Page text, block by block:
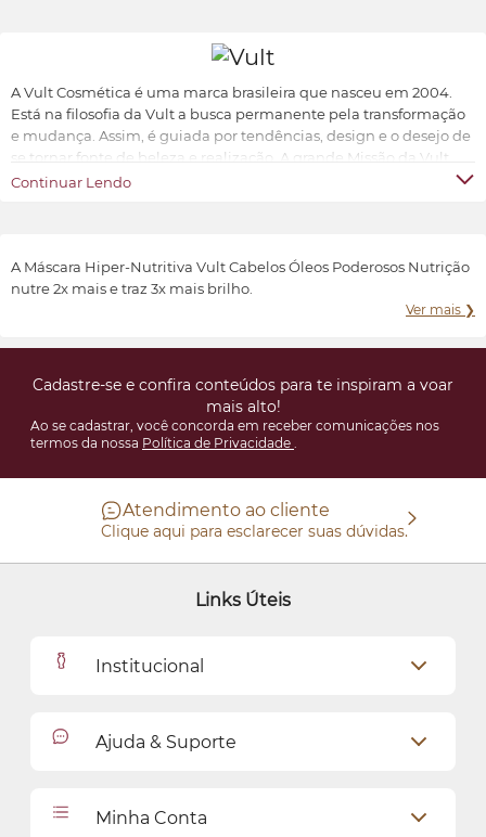
A Vult Cosmética é uma marca brasileira que nasceu em 2004.
Está na filosofia da Vult a busca permanente pela transformação
e mudança. Assim, é guiada por tendências, design e o desejo de
se tornar fonte de beleza e realização. A grande Missão da Vult
Cosmética é oferecer ao universo feminino a possibilidade de ter
Continuar Lendo
A Máscara Hiper-Nutritiva Vult Cabelos Óleos Poderosos Nutrição
nutre 2x mais e traz 3x mais brilho.
Ver mais ❯
Cadastre-se e confira conteúdos para te inspiram a voar
mais alto!
Ao se cadastrar, você concorda em receber comunicações nos
termos da nossa Política de Privacidade .
Atendimento ao cliente
Clique aqui para esclarecer suas dúvidas.
Links Úteis
Institucional
Como Comprar
Ajuda & Suporte
Seja uma revendedora
Minha Conta